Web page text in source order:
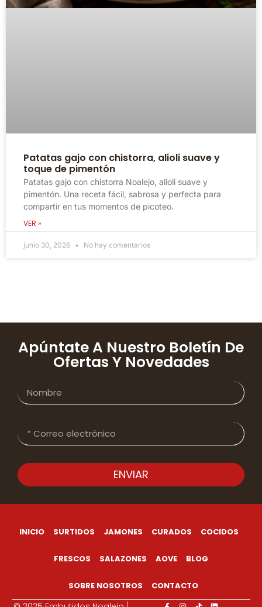
Patatas gajo con chistorra, alioli suave y
toque de pimentón
Patatas gajo con chistorra Noalejo, alioli suave y
pimentón. Una receta fácil, sabrosa y perfecta para
compartir en tus momentos de picoteo.
VER »
junio 30, 2026 No hay comentarios
Apúntate A Nuestro Boletín De
Ofertas Y Novedades
ENVIAR
INICIO SURTIDOS JAMONES CURADOS COCIDOS
FRESCOS SALAZONES AOVE BLOG
SOBRE NOSOTROS CONTACTO